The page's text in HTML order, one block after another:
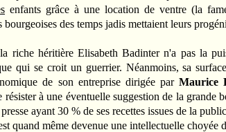
enfants grâce à une location de ventre (la
bourgeoises des temps jadis mettaient leurs
riche héritière Elisabeth Badinter n'a pas la
qui se croit un guerrier. Néanmoins, sa
de son entreprise dirigée parMaurice
à une éventuelle suggestion de la grande
ayant 30 % de ses recettes issues de la
quand même devenue une intellectuelle choyée